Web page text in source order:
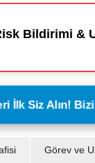
Bildirimi &
İlk Siz Alın!
Görev ve